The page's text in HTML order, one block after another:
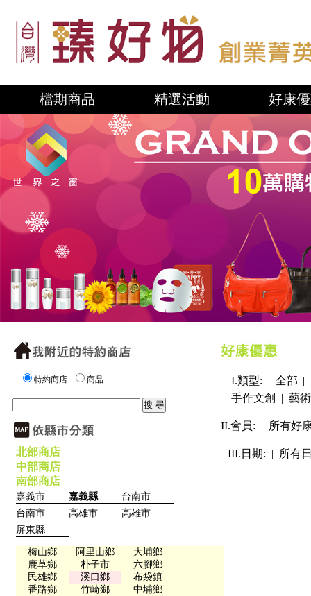
檔期商品 精選活動 好康
特約商店 商品
北部商店
中部商店
南部商店
嘉義市 嘉義縣
台南市
台南市
高雄市
高雄市
屏東縣
梅山鄉 阿里山鄉
大埔鄉
鹿草鄉
朴子市
六腳鄉
民雄鄉
溪口鄉
布袋鎮
番路鄉
竹崎鄉
中埔鄉
I.類型: | 全部 |
手作文創
| 藝
II.會員: | 所有好
III.日期: | 所有